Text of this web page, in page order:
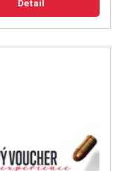
Detail